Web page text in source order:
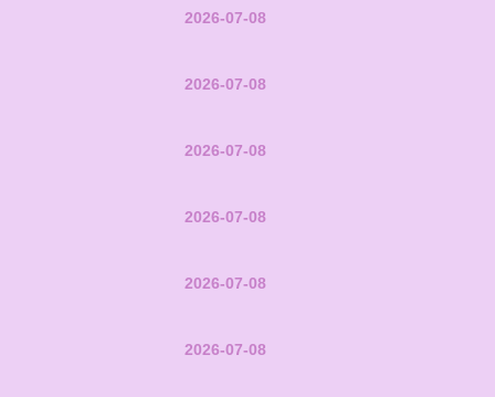
2026-07-08
2026-07-08
2026-07-08
2026-07-08
2026-07-08
2026-07-08